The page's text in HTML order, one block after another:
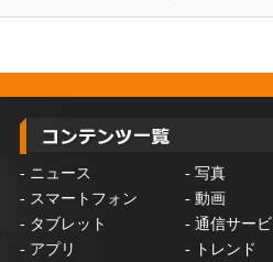
- ニュース - 写真
- スマートフォン - 動画
- タブレット - 通信サー
- アプリ - トレンド